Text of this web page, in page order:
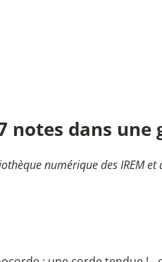
notes dans
numérique des IREM et